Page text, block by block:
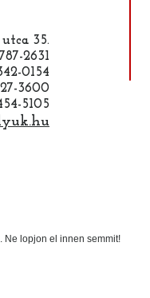
35.
2631
0154
3600
5105
lopjon el innen semmit!